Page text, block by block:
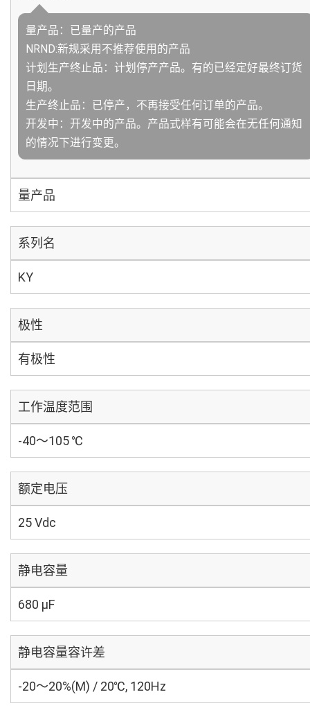
量产品：已量产的产品
NRND:新规采用不推荐使用的产品
计划生产终止品：计划停产产品。有的已经定好最终订货
日期。
生产终止品：已停产，不再接受任何订单的产品。
开发中：开发中的产品。产品式样有可能会在无任何通知
的情况下进行变更。
量产品
系列名
KY
极性
有极性
工作温度范围
-40～105 ℃
额定电压
25 Vdc
静电容量
680 µF
静电容量容许差
-20～20%(M) / 20℃, 120Hz